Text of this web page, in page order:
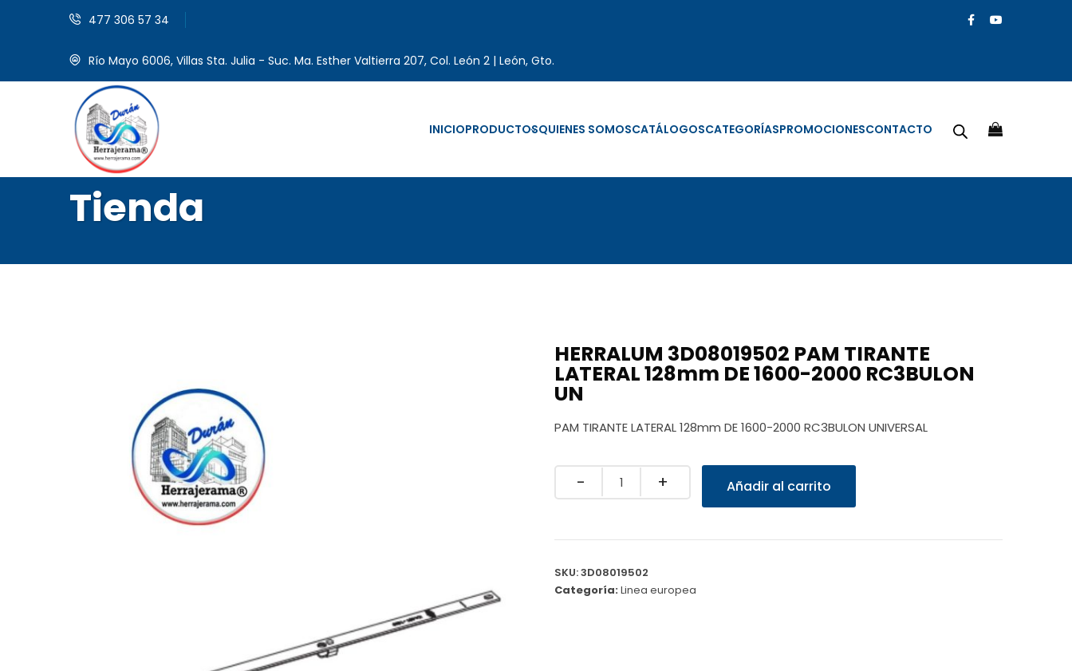
477 306 57 34
Río Mayo 6006, Villas Sta. Julia - Suc. Ma. Esther Valtierra 207, Col. León 2 | León, Gto.
INICIOPRODUCTOSQUIENES SOMOSCATÁLOGOSCATEGORÍASPROMOCIONESCONTACTO
Tienda
HERRALUM 3D08019502 PAM TIRANTE
LATERAL 128mm DE 1600-2000 RC3BULON
UN
PAM TIRANTE LATERAL 128mm DE 1600-2000 RC3BULON UNIVERSAL
Quantity Añadir al carrito
SKU:3D08019502
Categoría:Linea europea